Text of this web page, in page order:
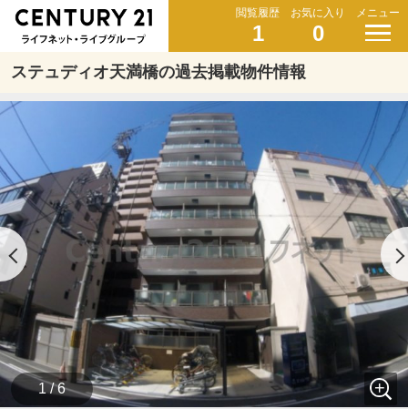
閲覧履歴
1
お気に入り
0
メニュー
ステュディオ天満橋の過去掲載物件情報
1 / 6